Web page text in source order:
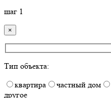
шаг 1
×
Тип объекта:
квартира
частный дом
другое